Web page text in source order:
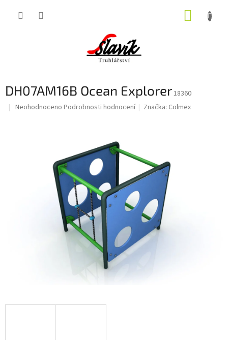
DH07AM16B Ocean Explorer18360
Průměrné
Neohodnoceno Podrobnosti hodnocení Značka: Colmex